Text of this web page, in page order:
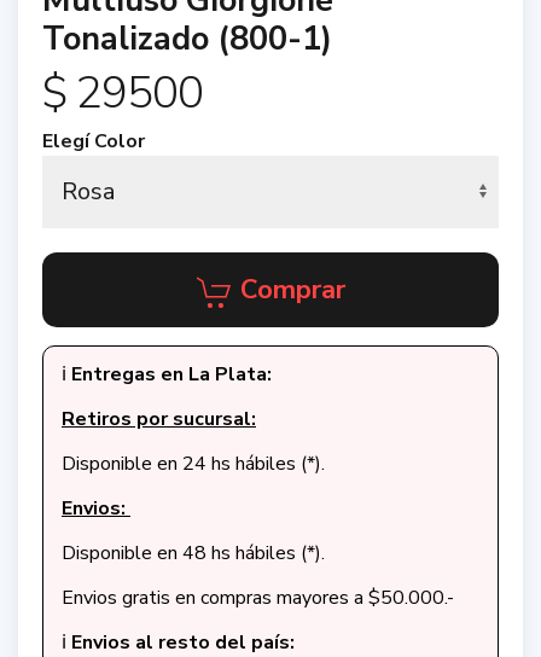
Tonalizado (800-1)
$ 29500
Elegí Color
Comprar
ℹ️ Entregas en La Plata:
Retiros por sucursal:
Disponible en 24 hs hábiles (*).
Envios:
Disponible en 48 hs hábiles (*).
Envios gratis en compras mayores a $50.000.-
ℹ️ Envios al resto del país: